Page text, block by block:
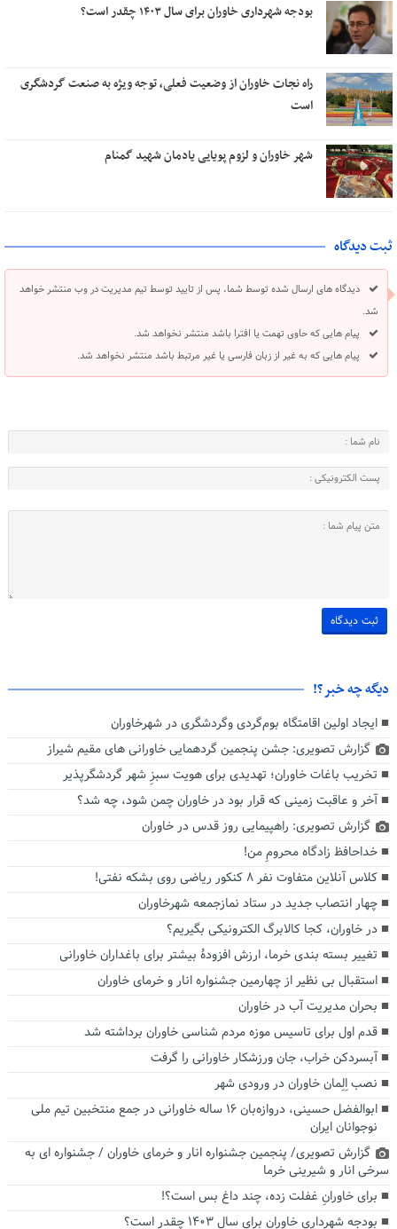
بودجه شهرداری خاوران برای سال ۱۴۰۳ چقدر است؟
راه نجات خاوران از وضعیت فعلی، توجه ویژه به صنعت گردشگری
است
شهر خاوران و لزوم پویایی یادمان شهید گمنام
ثبت دیدگاه
دیدگاه های ارسال شده توسط شما، پس از تایید توسط تیم مدیریت در وب منتشر خواهد
شد.
پیام هایی که حاوی تهمت یا افترا باشد منتشر نخواهد شد.
پیام هایی که به غیر از زبان فارسی یا غیر مرتبط باشد منتشر نخواهد شد.
دیگه چه خبر؟!
ایجاد اولین اقامتگاه بوم‌گردی وگردشگری در شهرخاوران
گزارش تصویری: جشن پنجمین گردهمایی خاورانی های مقیم شیراز
تخریب باغات خاوران؛ تهدیدی برای هویت سبزِ شهر گردشگرپذیر
آخر و عاقبت زمینی که قرار بود در خاوران چمن شود، چه شد؟
گزارش تصویری: راهپیمایی روز قدس در خاوران
خداحافظ زادگاه محرومِ من!
کلاس آنلاین متفاوت نفر ۸ کنکور ریاضی روی بشکه نفتی!
چهار انتصاب جدید در ستاد نمازجمعه شهرخاوران
در خاوران، کجا کالابرگ الکترونیکی بگیریم؟
تغییر بسته بندی خرما، ارزش افزودۀ بیشتر برای باغداران خاورانی
استقبال بی نظیر از چهارمین جشنواره انار و خرمای خاوران
بحران مدیریت آب در خاوران
قدم اول برای تاسیس موزه مردم شناسی خاوران برداشته شد
آبسردکن خراب، جان ورزشکار خاورانی را گرفت
نصب اِلِمان خاوران در ورودی شهر
ابوالفضل حسینی، دروازه‌بان ۱۶ ساله خاورانی در جمع منتخبین تیم ملی
نوجوانان ایران
گزارش تصویری/ پنجمین جشنواره انار و خرمای خاوران / جشنواره ای به
سرخی انار و شیرینی خرما
برای خاورانِ غفلت زده، چند داغ بس است؟!
بودجه شهرداری خاوران برای سال ۱۴۰۳ چقدر است؟